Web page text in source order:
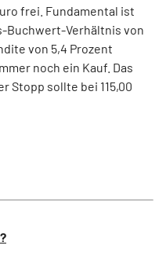
frei. Fundamental ist
Buchwert-Verhältnis von
von 5,4 Prozent
noch ein Kauf. Das
Stopp sollte bei 115,00